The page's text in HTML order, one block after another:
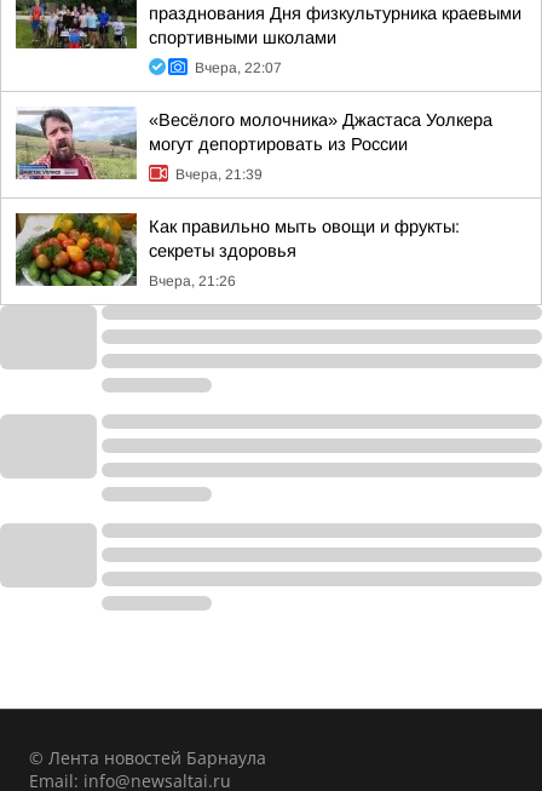
празднования Дня физкультурника краевыми
спортивными школами
Вчера, 22:07
«Весёлого молочника» Джастаса Уолкера
могут депортировать из России
Вчера, 21:39
Как правильно мыть овощи и фрукты:
секреты здоровья
Вчера, 21:26
© Лента новостей Барнаула
Email: info@newsaltai.ru